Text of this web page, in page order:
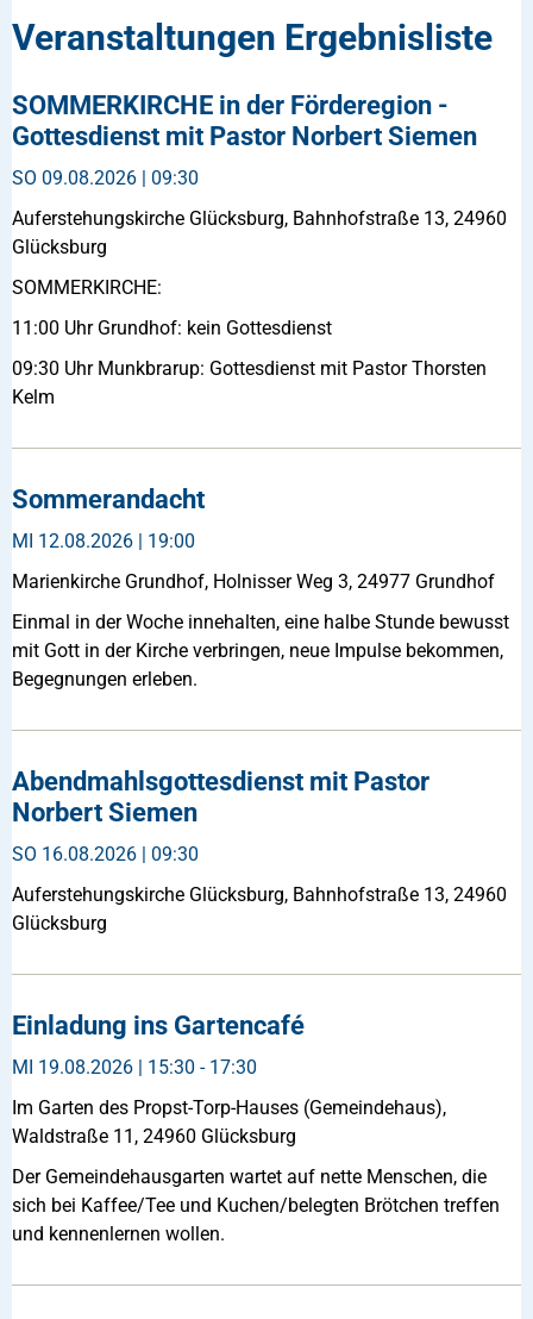
Veranstaltungen Ergebnisliste
SOMMERKIRCHE in der Förderegion -
Gottesdienst mit Pastor Norbert Siemen
SO 09.08.2026 | 09:30
Auferstehungskirche Glücksburg, Bahnhofstraße 13, 24960
Glücksburg
SOMMERKIRCHE:
11:00 Uhr Grundhof: kein Gottesdienst
09:30 Uhr Munkbrarup: Gottesdienst mit Pastor Thorsten
Kelm
Sommerandacht
MI 12.08.2026 | 19:00
Marienkirche Grundhof, Holnisser Weg 3, 24977 Grundhof
Einmal in der Woche innehalten, eine halbe Stunde bewusst
mit Gott in der Kirche verbringen, neue Impulse bekommen,
Begegnungen erleben.
Abendmahlsgottesdienst mit Pastor
Norbert Siemen
SO 16.08.2026 | 09:30
Auferstehungskirche Glücksburg, Bahnhofstraße 13, 24960
Glücksburg
Einladung ins Gartencafé
MI 19.08.2026 | 15:30 - 17:30
Im Garten des Propst-Torp-Hauses (Gemeindehaus),
Waldstraße 11, 24960 Glücksburg
Der Gemeindehausgarten wartet auf nette Menschen, die
sich bei Kaffee/Tee und Kuchen/belegten Brötchen treffen
und kennenlernen wollen.